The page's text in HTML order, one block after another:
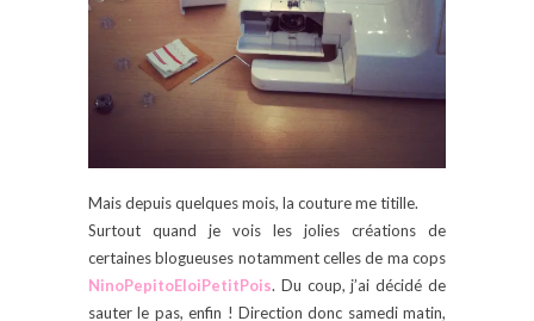
Mais depuis quelques mois, la couture me titille.
Surtout quand je vois les jolies créations de
certaines blogueuses notamment celles de ma cops
NinoPepitoEloiPetitPois. Du coup, j’ai décidé de
sauter le pas, enfin ! Direction donc samedi matin,